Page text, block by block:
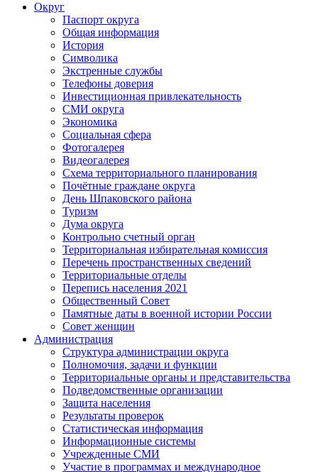
Округ
Паспорт округа
Общая информация
История
Символика
Экстренные службы
Телефоны доверия
Инвестиционная привлекательность
СМИ округа
Экономика
Социальная сфера
Фотогалерея
Видеогалерея
Схема территориального планирования
Почётные граждане округа
День Шпаковского района
Туризм
Дума округа
Контрольно счетный орган
Территориальная избирательная комиссия
Перечень пространственных сведений
Территориальные отделы
Перепись населения 2021
Общественный Совет
Памятные даты в военной истории России
Совет женщин
Администрация
Структура администрации округа
Полномочия, задачи и функции
Территориальные органы и представительства
Подведомственные организации
Защита населения
Результаты проверок
Статистическая информация
Информационные системы
Учрежденные СМИ
Участие в программах и международное